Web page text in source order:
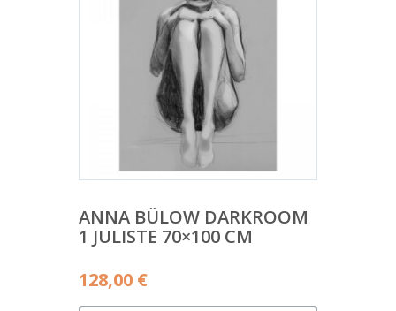
ANNA BÜLOW DARKROOM
1 JULISTE 70×100 CM
128,00 €